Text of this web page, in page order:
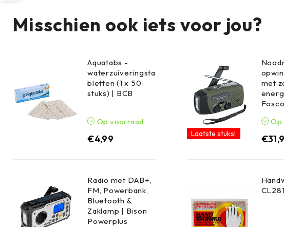
Misschien ook iets voor jou?
Aquatabs -
waterzuiveringsta
bletten (1 x 50
stuks) | BCB
Op voorraad
€4,99 Laatste stuks!
met
Fosco
Op
€
Radio met DAB+,
FM, Powerbank,
Bluetooth &
Zaklamp | Bison
Powerplus